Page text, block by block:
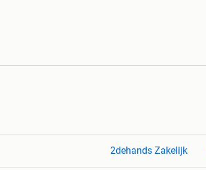
2dehands Zakelijk